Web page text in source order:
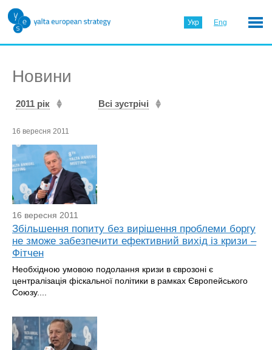
Укр Eng
Новини
2011 рік Всі зустрічі
16 вересня 2011
16 вересня 2011
Збільшення попиту без вирішення проблеми боргу
не зможе забезпечити ефективний вихід із кризи –
Фітчен
Необхідною умовою подолання кризи в єврозоні є
централізація фіскальної політики в рамках Європейського
Союзу....